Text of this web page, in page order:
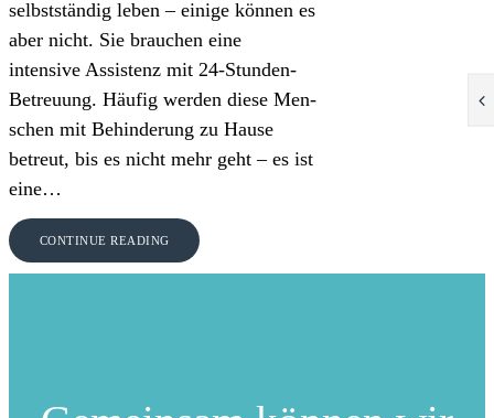
selbstständig leben – einige können es
aber nicht. Sie brauchen eine
intensive Assistenz mit 24-Stunden-
Betreuung. Häufig werden diese Men-
schen mit Behinderung zu Hause
betreut, bis es nicht mehr geht – es ist
eine…
CONTINUE READING